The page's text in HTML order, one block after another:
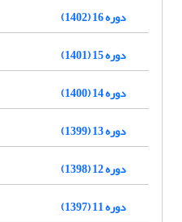
دوره 16 (1402)
دوره 15 (1401)
دوره 14 (1400)
دوره 13 (1399)
دوره 12 (1398)
دوره 11 (1397)